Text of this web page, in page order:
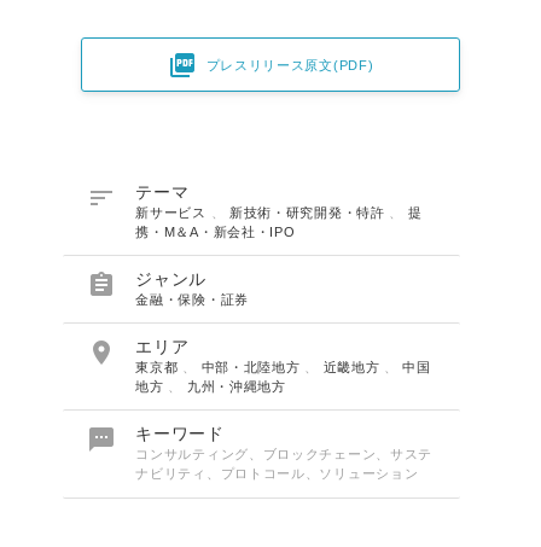
 プレスリリース原文(PDF)
 テーマ
新サービス 新技術・研究開発・特許
提
携・M＆A・新会社・IPO
 ジャンル
金融・保険・証券
 エリア
東京都 中部・北陸地方 近畿地方 、中国
地方
九州・沖縄地方
 キーワード
コンサルティング、ブロックチェーン、サステ
ナビリティ、プロトコール、ソリューション